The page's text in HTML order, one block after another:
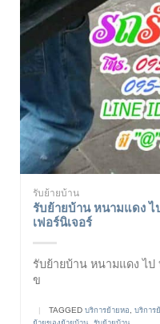
รับย้ายบ้าน
รับย้ายบ้าน หนามแดง ไ
เฟอร์นิเจอร์
รับย้ายบ้าน หนามแดง ไป
ข
| TAGGED บริการย้ายหอ บริการ